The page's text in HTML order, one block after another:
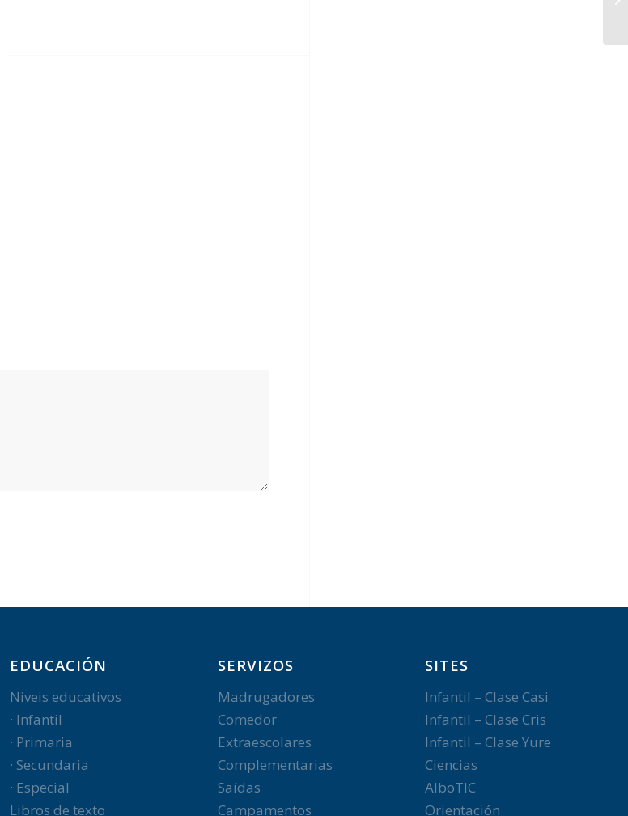
EDUCACIÓN
Niveis educativos
· Infantil
· Primaria
· Secundaria
· Especial
Libros de texto
SERVIZOS
Madrugadores
Comedor
Extraescolares
Complementarias
Saídas
Campamentos
SITES
Infantil – Clase Casi
Infantil – Clase Cris
Infantil – Clase Yure
Ciencias
AlboTIC
Orientación